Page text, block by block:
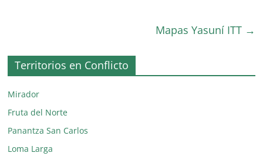
Mapas Yasuní ITT →
Territorios en Conflicto
Mirador
Fruta del Norte
Panantza San Carlos
Loma Larga